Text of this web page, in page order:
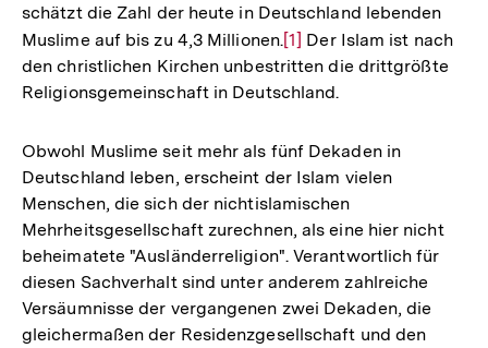
schätzt die Zahl der heute in Deutschland lebenden
Muslime auf bis zu 4,3 Millionen.Zur
Auflösung
der
[1] Der Islam ist nach
den christlichen Kirchen unbestritten die drittgrößte
Religionsgemeinschaft in Deutschland.
Obwohl Muslime seit mehr als fünf Dekaden in
Deutschland leben, erscheint der Islam vielen
Menschen, die sich der nichtislamischen
Mehrheitsgesellschaft zurechnen, als eine hier nicht
beheimatete "Ausländerreligion". Verantwortlich für
diesen Sachverhalt sind unter anderem zahlreiche
Versäumnisse der vergangenen zwei Dekaden, die
gleichermaßen der Residenzgesellschaft und den